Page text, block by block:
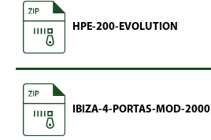
HPE-200-EVOLUTION
IBIZA-4-PORTAS-MOD-2000